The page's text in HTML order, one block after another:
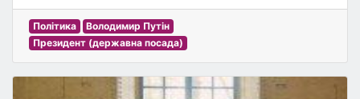
Політика
Володимир Путін
Президент (державна посада)